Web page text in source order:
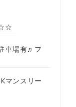
車場有♬フ
マンスリー